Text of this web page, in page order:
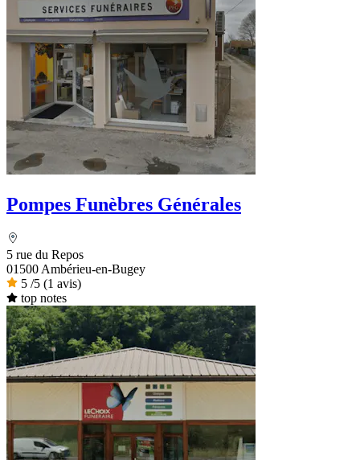
Pompes Funèbres Générales
5 rue du Repos
01500 Ambérieu-en-Bugey
5 /5 (1 avis)
top notes